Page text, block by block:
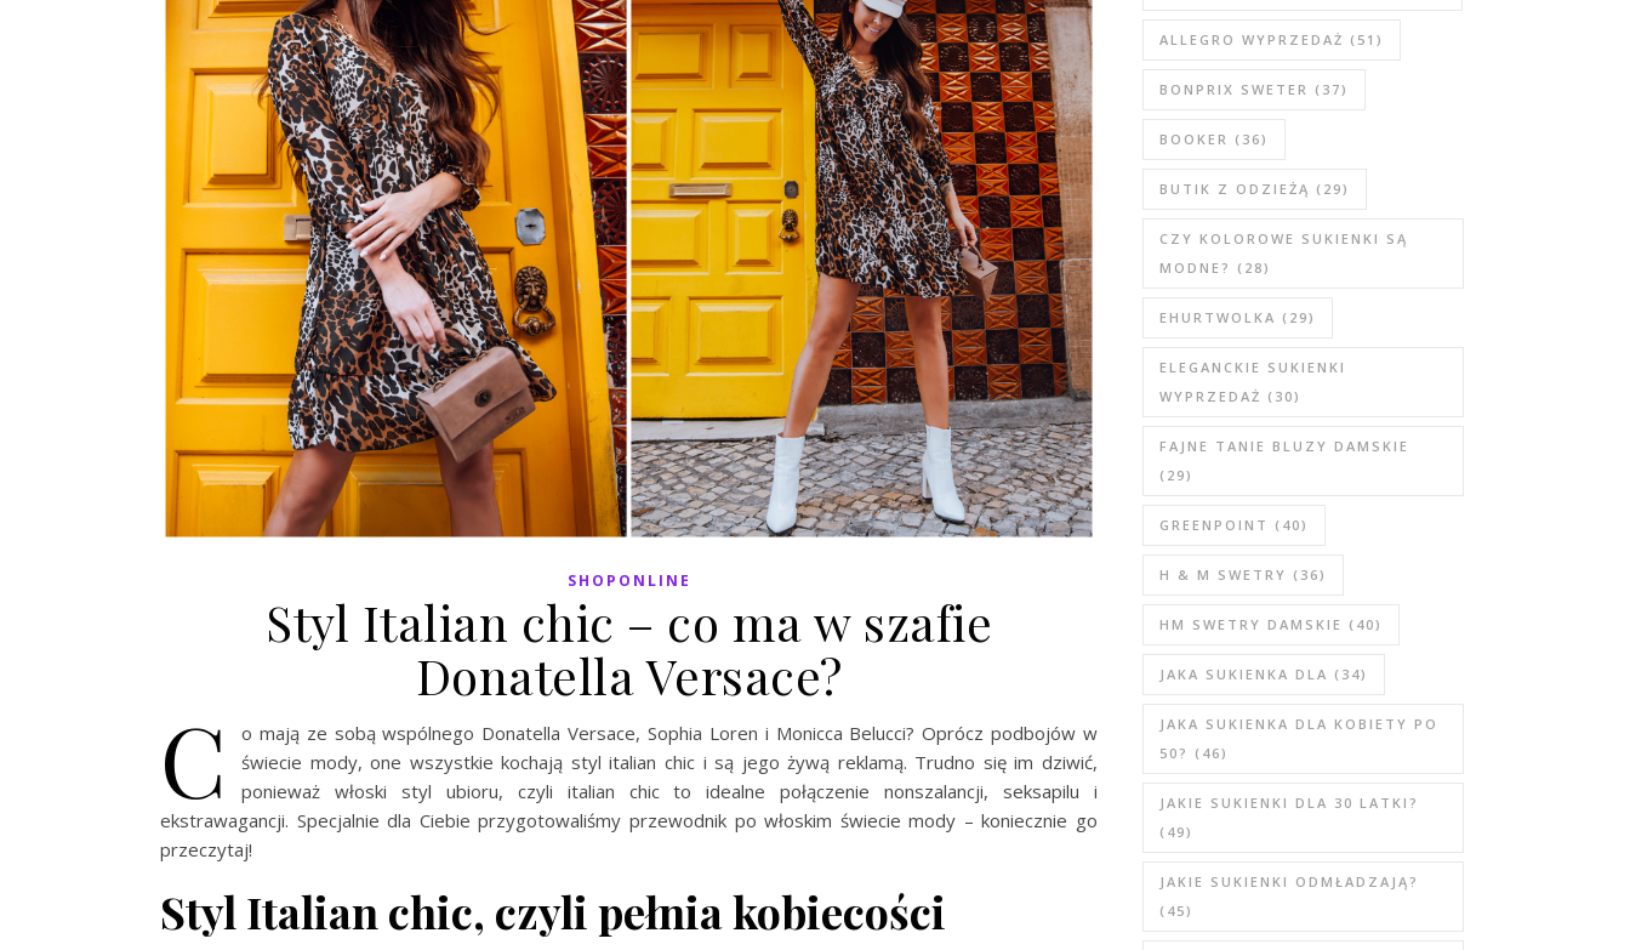
SHOPONLINE
Styl Italian chic – co ma w szafie
Donatella Versace?
C
o mają ze sobą wspólnego Donatella Versace, Sophia Loren i Monicca Belucci? Oprócz podbojów w
świecie mody, one wszystkie kochają styl italian chic i są jego żywą reklamą. Trudno się im dziwić,
ponieważ włoski styl ubioru, czyli italian chic to idealne połączenie nonszalancji, seksapilu i
ekstrawagancji. Specjalnie dla Ciebie przygotowaliśmy przewodnik po włoskim świecie mody – koniecznie go
przeczytaj!
Styl Italian chic, czyli pełnia kobiecości
ALLEGRO WYPRZEDAŻ (51)
BONPRIX SWETER (37)
BOOKER (36)
BUTIK Z ODZIEŻĄ (29)
CZY KOLOROWE SUKIENKI SĄ
MODNE? (28)
EHURTWOLKA (29)
ELEGANCKIE SUKIENKI
WYPRZEDAŻ (30)
FAJNE TANIE BLUZY DAMSKIE
(29)
GREENPOINT (40)
H & M SWETRY (36)
HM SWETRY DAMSKIE (40)
JAKA SUKIENKA DLA (34)
JAKA SUKIENKA DLA KOBIETY PO
50? (46)
JAKIE SUKIENKI DLA 30 LATKI?
(49)
JAKIE SUKIENKI ODMŁADZAJĄ?
(45)